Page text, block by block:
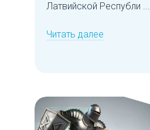
Латвийской Республи ...
Читать далее